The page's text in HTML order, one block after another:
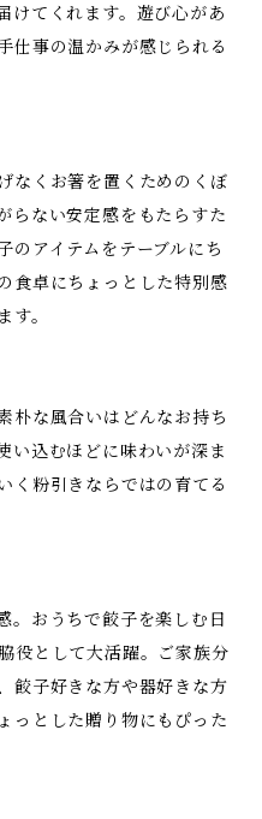
けてくれます。遊び心があ
仕事の温かみが感じられる
なくお箸を置くためのくぼ
らない安定感をもたらすた
のアイテムをテーブルにち
食卓にちょっとした特別感
す。
朴な風合いはどんなお持ち
い込むほどに味わいが深ま
く粉引きならではの育てる
。おうちで餃子を楽しむ日
役として大活躍。ご家族分
餃子好きな方や器好きな方
っとした贈り物にもぴった